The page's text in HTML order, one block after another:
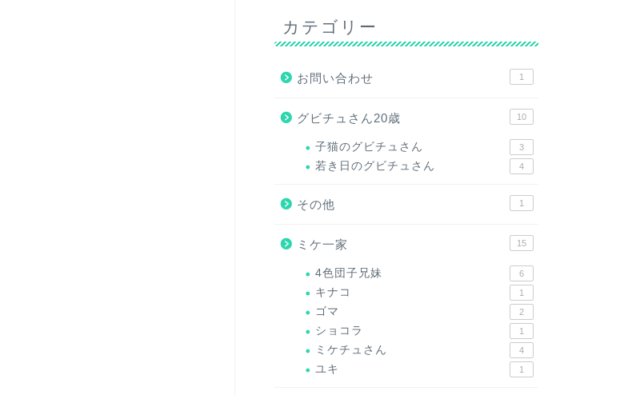
カテゴリー
お問い合わせ 1
グビチュさん20歳 10
子猫のグビチュさん 3
若き日のグビチュさん 4
その他 1
ミケ一家 15
4色団子兄妹 6
キナコ 1
ゴマ 2
ショコラ 1
ミケチュさん 4
ユキ 1